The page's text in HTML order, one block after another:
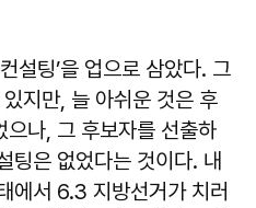
설팅’을 업으로 삼았다. 그
있지만, 늘 아쉬운 것은 후
으나, 그 후보자를 선출하
팅은 없었다는 것이다. 내
에서 6.3 지방선거가 치러